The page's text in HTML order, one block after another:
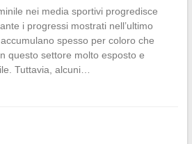
nei media sportivi progredisce
i progressi mostrati nell’ultimo
spesso per coloro che
questo settore molto esposto e
Tuttavia, alcuni…